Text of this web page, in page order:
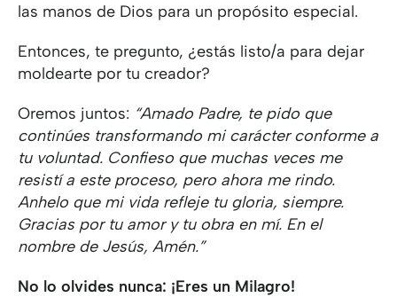
las manos de Dios para un propósito especial.
Entonces, te pregunto, ¿estás listo/a para dejar
moldearte por tu creador?
Oremos juntos: “Amado Padre, te pido que
continúes transformando mi carácter conforme a
tu voluntad. Confieso que muchas veces me
resistí a este proceso, pero ahora me rindo.
Anhelo que mi vida refleje tu gloria, siempre.
Gracias por tu amor y tu obra en mí. En el
nombre de Jesús, Amén.”
No lo olvides nunca: ¡Eres un Milagro!